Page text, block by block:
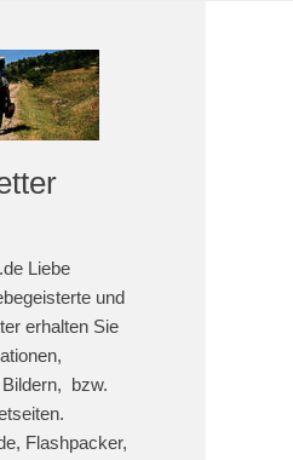
Liebe
und
erhalten Sie
bzw.
Flashpacker,